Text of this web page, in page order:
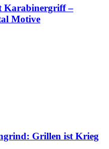
Karabinergriff –
Motive
Grillen ist Krieg